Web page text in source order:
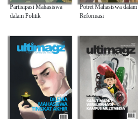
Partisipasi Mahasiswa
dalam Politik
Potret Mahasiswa dalam
Reformasi